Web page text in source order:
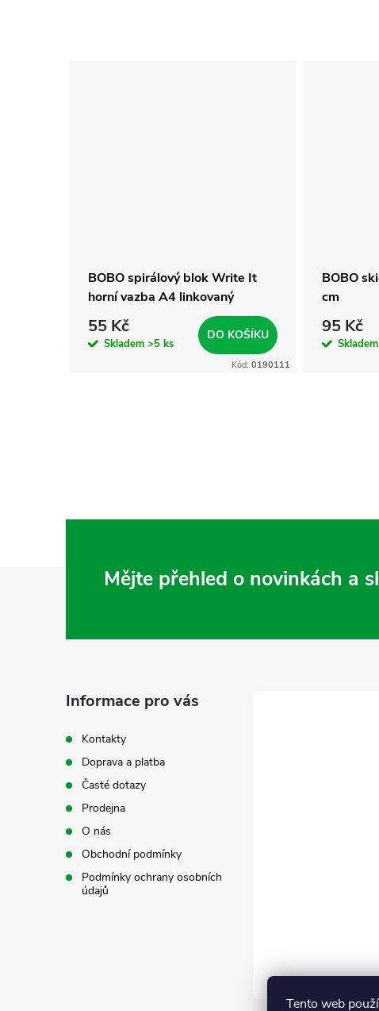
Tento web
BOBO spirálový blok Write It
horní vazba A4 linkovaný
55 Kč
Skladem >5 ks
DO KOŠÍKU
Kód: 0190111
BOBO
cm
95 Kč
Skladem
Mějte přehled o novinkách a
Informace pro vás
Kontakty
Doprava a platba
Časté dotazy
Prodejna
O nás
Obchodní podmínky
Podmínky ochrany osobních
údajů